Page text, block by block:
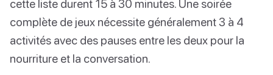
cette liste durent 15 à 30 minutes. Une soirée
complète de jeux nécessite généralement 3 à 4
activités avec des pauses entre les deux pour la
nourriture et la conversation.